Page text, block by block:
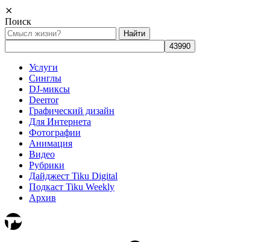
⨯
Поиск
Найти:
Услуги
Синглы
DJ-миксы
Deerror
Графический дизайн
Для Интернета
Фотографии
Анимация
Видео
Рубрики
Дайджест Tiku Digital
Подкаст Tiku Weekly
Архив